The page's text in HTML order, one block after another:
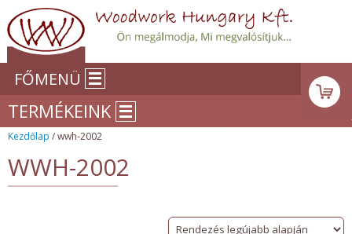
FŐMENÜ
Kezdőlap / wwh-2002
WWH-2002
TERMÉKEINK